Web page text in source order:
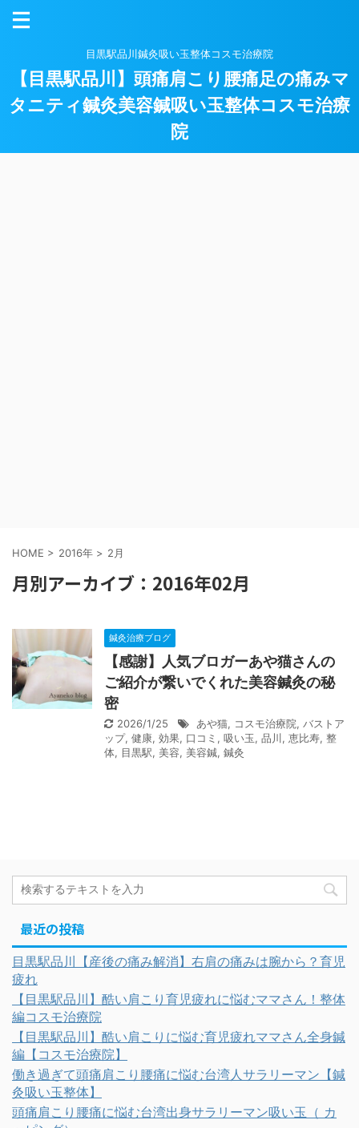
目黒駅品川鍼灸吸い玉整体コスモ治療院
【目黒駅品川】頭痛肩こり腰痛足の痛みマ
タニティ鍼灸美容鍼吸い玉整体コスモ治療
院
HOME > 2016年 > 2月
月別アーカイブ：2016年02月
鍼灸治療ブログ
【感謝】人気ブロガーあや猫さんの
ご紹介が繋いでくれた美容鍼灸の秘
密
2026/1/25 あや猫, コスモ治療院, バストア
ップ, 健康, 効果, 口コミ , 吸い玉, 品川, 恵比寿, 整
体, 目黒駅, 美容, 美容鍼, 鍼灸
最近の投稿
目黒駅品川【産後の痛み解消】右肩の痛みは腕から？育児
疲れ
【目黒駅品川】酷い肩こり育児疲れに悩むママさん！整体
編コスモ治療院
【目黒駅品川】酷い肩こりに悩む育児疲れママさん全身鍼
編【コスモ治療院】
働き過ぎて頭痛肩こり腰痛に悩む台湾人サラリーマン【鍼
灸吸い玉整体】
頭痛肩こり腰痛に悩む台湾出身サラリーマン吸い玉（ カ